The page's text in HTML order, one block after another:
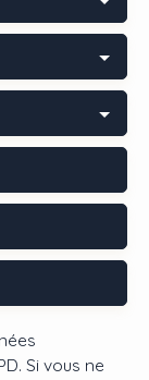
Si vous ne